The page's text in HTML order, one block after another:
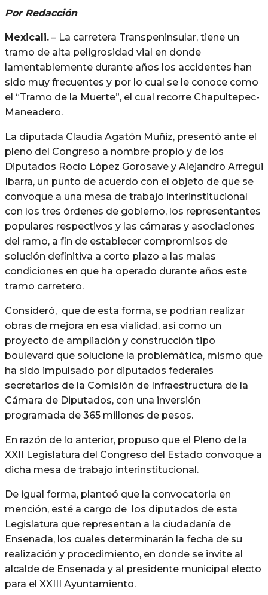
Por Redacción
Mexicali. – La carretera Transpeninsular, tiene un
tramo de alta peligrosidad vial en donde
lamentablemente durante años los accidentes han
sido muy frecuentes y por lo cual se le conoce como
el “Tramo de la Muerte”, el cual recorre Chapultepec-
Maneadero.
La diputada Claudia Agatón Muñiz, presentó ante el
pleno del Congreso a nombre propio y de los
Diputados Rocío López Gorosave y Alejandro Arregui
Ibarra, un punto de acuerdo con el objeto de que se
convoque a una mesa de trabajo interinstitucional
con los tres órdenes de gobierno, los representantes
populares respectivos y las cámaras y asociaciones
del ramo, a fin de establecer compromisos de
solución definitiva a corto plazo a las malas
condiciones en que ha operado durante años este
tramo carretero.
Consideró, que de esta forma, se podrían realizar
obras de mejora en esa vialidad, así como un
proyecto de ampliación y construcción tipo
boulevard que solucione la problemática, mismo que
ha sido impulsado por diputados federales
secretarios de la Comisión de Infraestructura de la
Cámara de Diputados, con una inversión
programada de 365 millones de pesos.
En razón de lo anterior, propuso que el Pleno de la
XXII Legislatura del Congreso del Estado convoque a
dicha mesa de trabajo interinstitucional.
De igual forma, planteó que la convocatoria en
mención, esté a cargo de los diputados de esta
Legislatura que representan a la ciudadanía de
Ensenada, los cuales determinarán la fecha de su
realización y procedimiento, en donde se invite al
alcalde de Ensenada y al presidente municipal electo
para el XXIII Ayuntamiento.